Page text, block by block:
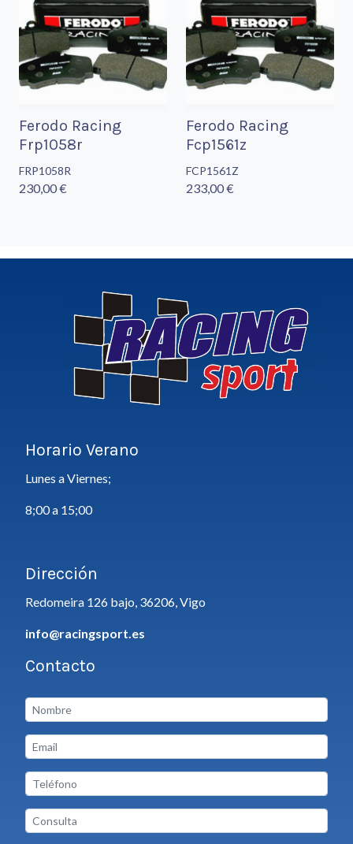
Ferodo Racing
Frp1058r
FRP1058R
230,00 €
Ferodo Racing
Fcp1561z
FCP1561Z
233,00 €
Horario Verano
Lunes a Viernes;
8;00 a 15;00
Dirección
Redomeira 126 bajo, 36206, Vigo
info@racingsport.es
Contacto